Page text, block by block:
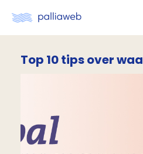
Top 10 tips over